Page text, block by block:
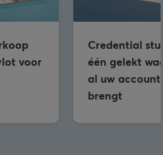
voor
Credential
één gelekt
al uw
brengt